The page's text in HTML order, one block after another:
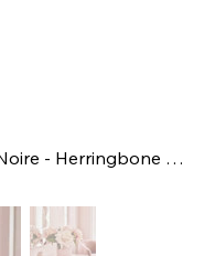
Ароматизований букет Cote Noire - Herringbone Flower Pink - Pink Roses